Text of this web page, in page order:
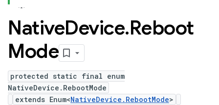
NativeDevice.Reboot
Mode
protected static final enum
NativeDevice.RebootMode
extends Enum<NativeDevice.RebootMode>